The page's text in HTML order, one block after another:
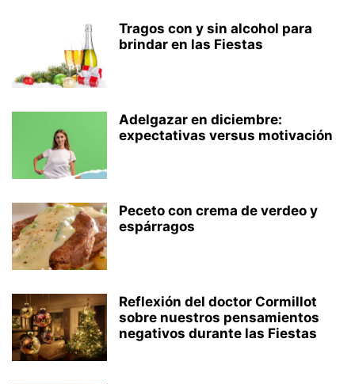
Tragos con y sin alcohol para
brindar en las Fiestas
Adelgazar en diciembre:
expectativas versus motivación
Peceto con crema de verdeo y
espárragos
Reflexión del doctor Cormillot
sobre nuestros pensamientos
negativos durante las Fiestas